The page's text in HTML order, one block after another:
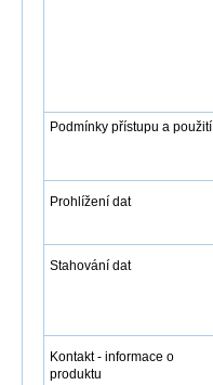
Podmínky přístupu a použití
Prohlížení dat
Stahování dat
Kontakt - informace o
produktu